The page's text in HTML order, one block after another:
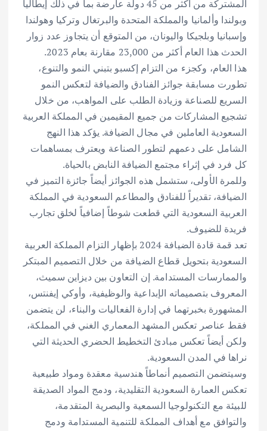
المشتركة من أكثر من 45 دولة عارضة بما في ذلك إيطاليا
وبولندا وألمانيا والمملكة المتحدة والبرتغال وتركيا وهولندا
وإسبانيا وبلجيكا واليونان، من المتوقع أن يتجاوز عدد زوار
الحدث هذا العام أكثر من 23,000 مقارنة بعام 2023.
هذا العام، وكجزء من التزام إكسبو بتبني النمو والتنوع،
تطورت مسابقة جوائز الفنادق والضيافة لتعكس النمو
السريع للصناعة وزيادة الطلب على المواهب، من خلال
تشجيع المشاركات من جميع المقيمين في المملكة العربية
السعودية العاملين في مجال الضيافة. يؤكد هذا النهج
الشامل على دعمهم لتطور الصناعة ويعترف بمساهمات
كل فرد في إثراء مجتمع الضيافة النابض بالحياة.
وللمرة الأولى، ستشمل هذه الجوائز أيضاً جائزة التميز في
الضيافة، تقديراً للفنادق والمطاعم السعودية في المملكة
العربية السعودية التي قطعت شوطاً إضافياً لخلق تجارب
فريدة للضيوف.
تعد قمة قادة الضيافة 2024 بإظهار التزام المملكة العربية
السعودية بتحويل قطاع الضيافة من خلال التصميم المبتكر
والممارسات المستدامة. إن التعاون بين ديزاين سميث،
المعروف بتصميماته الإبداعية والوظيفية، وأوكي إيفنتس،
المشهورة بخبرتهما في إدارة الفعاليات والبناء، لن يتضمن
فقط عناصر تعكس المشهد المعماري الغني في المملكة،
ولكن أيضاً تعكس مبادئ التخطيط الحضري الحديثة التي
نراها في المدن السعودية.
وسيتضمن التصميم أنماطاً هندسية معقدة ومواد طبيعية
تعكس العمارة السعودية التقليدية، ودمج المواد الصديقة
للبيئة مع التكنولوجيا السمعية والبصرية المتقدمة،
والتوافق مع أهداف المملكة للتنمية المستدامة ودمج